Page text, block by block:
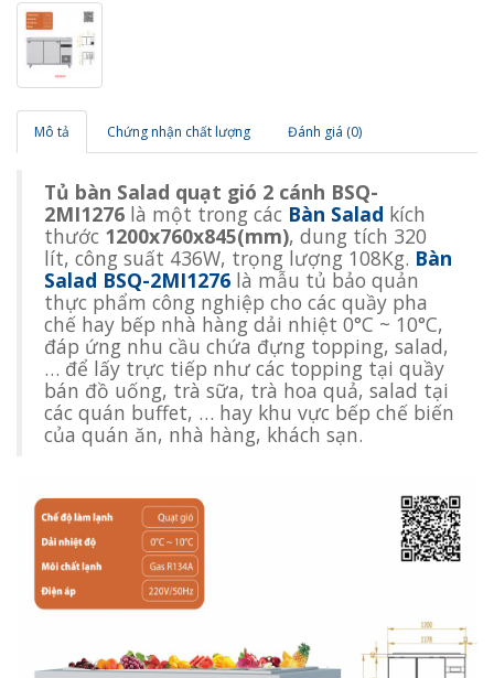
Mô tả Chứng nhận chất lượng Đánh giá (0)
Tủ bàn Salad quạt gió 2 cánh BSQ-
2MI1276 là một trong các Bàn Salad kích
thước 1200x760x845(mm), dung tích 320
lít, công suất 436W, trọng lượng 108Kg. Bàn
Salad BSQ-2MI1276 là mẫu tủ bảo quản
thực phẩm công nghiệp cho các quầy pha
chế hay bếp nhà hàng dải nhiệt 0°C ~ 10°C,
đáp ứng nhu cầu chứa đựng topping, salad,
… để lấy trực tiếp như các topping tại quầy
bán đồ uống, trà sữa, trà hoa quả, salad tại
các quán buffet, … hay khu vực bếp chế biến
của quán ăn, nhà hàng, khách sạn.